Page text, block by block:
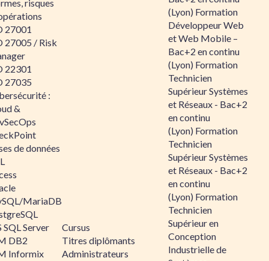
risques
27001
27005 / Risk
22301
27035
:
&
de données
MariaDB
SQL Server
DB2
Informix
Cursus
Titres diplômants
Administrateurs
(Lyon) Formation
Développeur Web
et Web Mobile –
Bac+2 en continu
(Lyon) Formation
Technicien
Supérieur Systèmes
et Réseaux - Bac+2
en continu
(Lyon) Formation
Technicien
Supérieur Systèmes
et Réseaux - Bac+2
en continu
(Lyon) Formation
Technicien
Supérieur en
Conception
Industrielle de